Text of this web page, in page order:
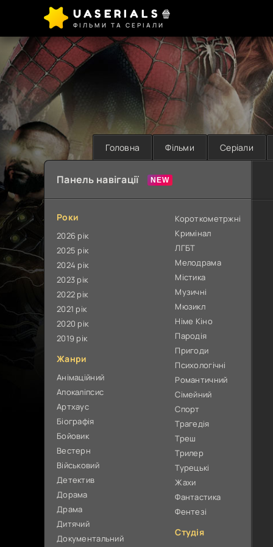
UASERIALS🍿
ФІЛЬМИ ТА СЕРІАЛИ
Головна Фільми Серіали
Панель навігації
Роки
2026 рік
2025 рік
2024 рік
2023 рік
2022 рік
2021 рік
2020 рік
2019 рік
Жанри
Анімаційний
Апокаліпсис
Артхаус
Біографія
Бойовик
Вестерн
Військовий
Детектив
Дорама
Драма
Дитячий
Документальний
Короткометржні
Кримінал
ЛГБТ
Мелодрама
Містика
Музичні
Мюзикл
Німе Кіно
Пародія
Пригоди
Психологічні
Романтичний
Сімейний
Спорт
Трагедія
Треш
Трилер
Турецькі
Жахи
Фантастика
Фентезі
Студія